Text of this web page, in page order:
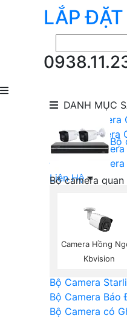
LẮP ĐẶT
DANH MỤC
Bộ
Bộ camera quan
Camera
Camera DAHUA
Camera giá Rẻ
Bộ Camera Nên
Bộ Camera
Bộ Camera Báo
Bộ Camera có
lắp Đặt Camera
Lắp Bộ Camera
Lắp Đặt Camera
Đầu Ghi Camera
Liên Hệ
Camera Hồng
Kbvision